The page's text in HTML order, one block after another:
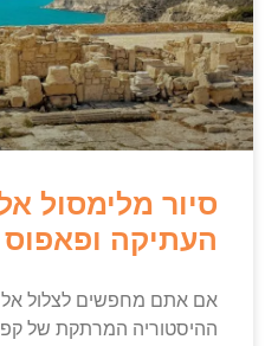
סיור מלימסול אל
העתיקה ופאפוס
אם אתם מחפשים לצלול אל
ההיסטוריה המרתקת של